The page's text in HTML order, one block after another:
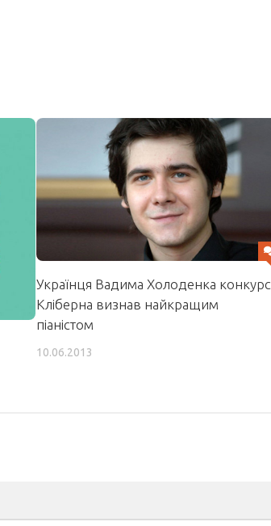
Українця Вадима Холоденка конкурс
Кліберна визнав найкращим
піаністом
10.06.2013